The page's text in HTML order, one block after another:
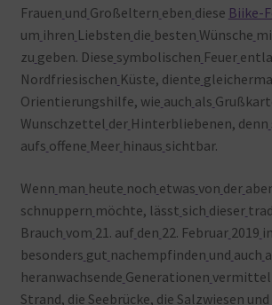
Frauen und Großeltern eben diese Biike-
um ihren Liebsten die besten Wünsche
zu geben. Diese symbolischen Feuer
Nordfriesischen Küste, diente
Orientierungshilfe, wie auch als
Wunschzettel der Hinterbliebenen, denn
aufs offene Meer hinaus sichtbar.
Wenn man heute noch etwas von der
schnuppern möchte, lässt sich dieser
Brauch vom 21. auf den 22. Februar 2019 in
besonders gut nachempfinden und auch
heranwachsende Generationen
Strand, die Seebrücke, die Salzwiesen und